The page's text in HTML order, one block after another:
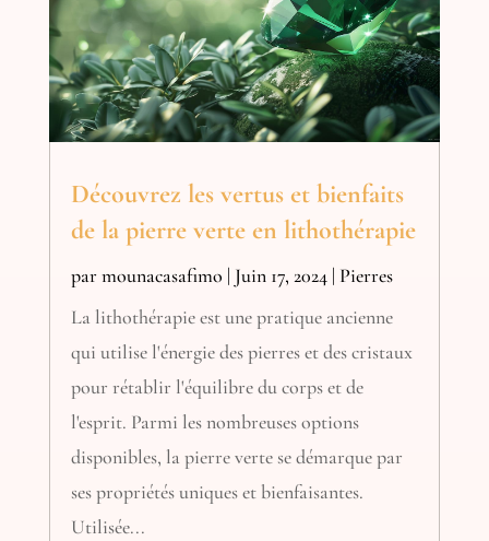
Découvrez les vertus et bienfaits
de la pierre verte en lithothérapie
parmounacasafimo | Juin 17, 2024| Pierres
La lithothérapie est une pratique ancienne
qui utilise l'énergie des pierres et des cristaux
pour rétablir l'équilibre du corps et de
l'esprit. Parmi les nombreuses options
disponibles, la pierre verte se démarque par
ses propriétés uniques et bienfaisantes.
Utilisée...